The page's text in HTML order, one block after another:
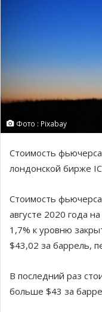
Фото : Pixabay
Стоимость фьючерса
лондонской бирже
Стоимость
августе 2020 года
1,7% к уровню
$43,02 за баррель,
В последний раз
больше $43 за